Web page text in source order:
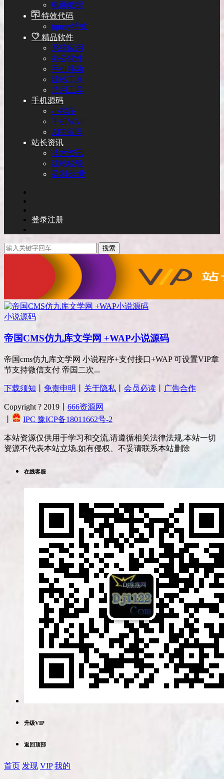
电商教程
特效代码
jquery特效
精品软件
系统应用
办公软件
手机移动
建站工具
常用工具
手机源码
小程序
手机WAP
APP源码
站长资讯
技术资讯
建站经验
盈利/运营
登录注册
搜索
小说源码
帝国CMS仿九库文学网 +WAP小说源码
帝国cms仿九库文学网 小说程序+支付接口+WAP 可设置VIP章
节支持微信支付 帝国二次...
下载须知 免责申明 关于隐私 会员必读 广告合作
Copyright ? 2019丨 666资源网
IPC 豫ICP备18011662号-2
本站资源仅供用于学习和交流,请遵循相关法律法规,本站一切
资源不代表本站立场,如有侵权、不妥请联系本站删除
在线客服
升级VIP
返回顶部
首页 发现 VIP 我的